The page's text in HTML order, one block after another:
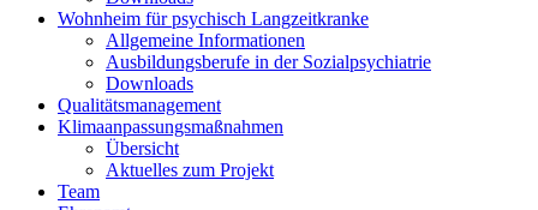
Wohnheim für psychisch Langzeitkranke
Allgemeine Informationen
Ausbildungsberufe in der Sozialpsychiatrie
Downloads
Qualitätsmanagement
Klimaanpassungsmaßnahmen
Übersicht
Aktuelles zum Projekt
Team